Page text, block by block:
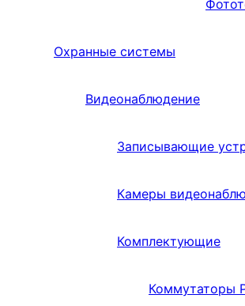
Охранные системы
Видеонаблюдение
Записывающие
Камеры
Комплектующие
Коммутаторы